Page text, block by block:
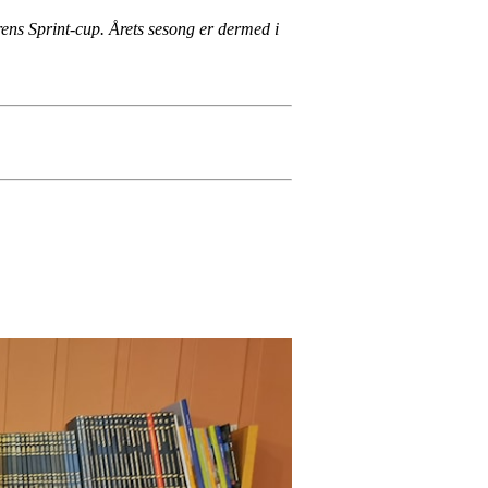
Sprint-cup. Årets sesong er dermed i